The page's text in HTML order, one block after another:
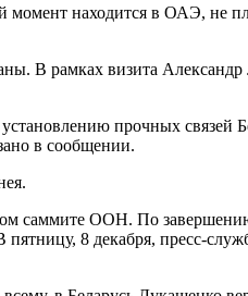
момент находится в ОАЭ, не
В рамках визита
прочных связей
в сообщении.
саммите ООН. По
8 декабря, пресс-